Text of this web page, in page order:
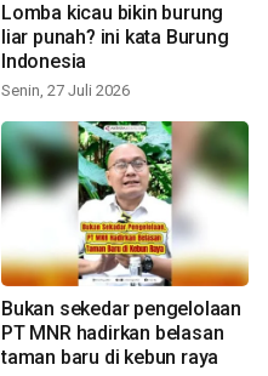
Lomba kicau bikin burung
liar punah? ini kata Burung
Indonesia
Senin, 27 Juli 2026
Bukan sekedar pengelolaan
PT MNR hadirkan belasan
taman baru di kebun raya